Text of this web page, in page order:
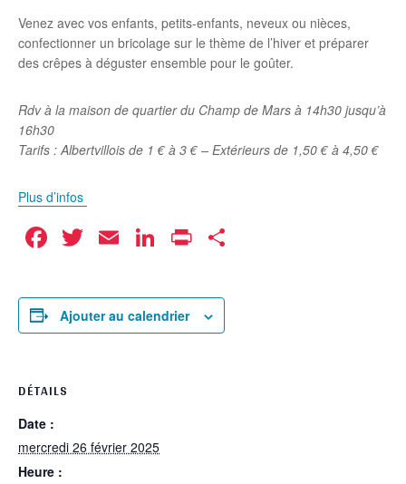
Venez avec vos enfants, petits-enfants, neveux ou nièces,
confectionner un bricolage sur le thème de l’hiver et préparer
des crêpes à déguster ensemble pour le goûter.
Rdv à la maison de quartier du Champ de Mars à 14h30 jusqu’à
16h30
Tarifs : Albertvillois de 1 € à 3 € – Extérieurs de 1,50 € à 4,50 €
Plus d’infos
Facebook
Twitter
EmailLinkedIn
Print
Ajouter au calendrier
DÉTAILS
Date :
mercredi 26 février 2025
Heure :